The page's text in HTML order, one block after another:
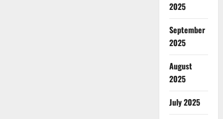
2025
September
2025
August
2025
July 2025